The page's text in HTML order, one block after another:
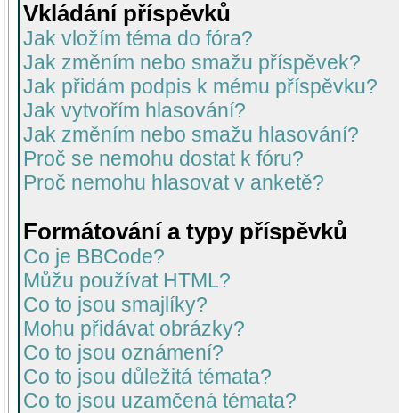
Vkládání příspěvků
Jak vložím téma do fóra?
Jak změním nebo smažu příspěvek?
Jak přidám podpis k mému příspěvku?
Jak vytvořím hlasování?
Jak změním nebo smažu hlasování?
Proč se nemohu dostat k fóru?
Proč nemohu hlasovat v anketě?
Formátování a typy příspěvků
Co je BBCode?
Můžu používat HTML?
Co to jsou smajlíky?
Mohu přidávat obrázky?
Co to jsou oznámení?
Co to jsou důležitá témata?
Co to jsou uzamčená témata?